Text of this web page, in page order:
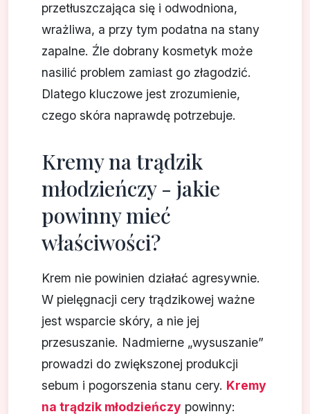
przetłuszczająca się i odwodniona,
wrażliwa, a przy tym podatna na stany
zapalne. Źle dobrany kosmetyk może
nasilić problem zamiast go złagodzić.
Dlatego kluczowe jest zrozumienie,
czego skóra naprawdę potrzebuje.
Kremy na trądzik
młodzieńczy - jakie
powinny mieć
właściwości?
Krem nie powinien działać agresywnie.
W pielęgnacji cery trądzikowej ważne
jest wsparcie skóry, a nie jej
przesuszanie. Nadmierne „wysuszanie”
prowadzi do zwiększonej produkcji
sebum i pogorszenia stanu cery. Kremy
na trądzik młodzieńczy powinny: